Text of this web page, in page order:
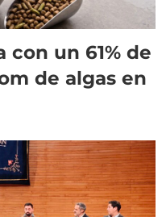
un 61% de
de algas en